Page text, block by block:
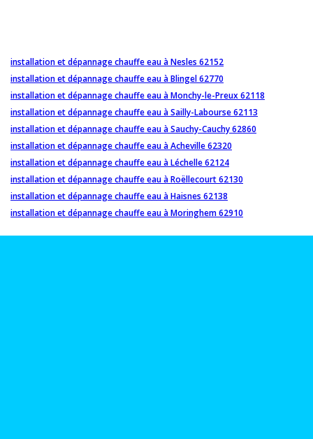
installation et dépannage chauffe eau à Nesles 62152
installation et dépannage chauffe eau à Blingel 62770
installation et dépannage chauffe eau à Monchy-le-Preux 62118
installation et dépannage chauffe eau à Sailly-Labourse 62113
installation et dépannage chauffe eau à Sauchy-Cauchy 62860
installation et dépannage chauffe eau à Acheville 62320
installation et dépannage chauffe eau à Léchelle 62124
installation et dépannage chauffe eau à Roëllecourt 62130
installation et dépannage chauffe eau à Haisnes 62138
installation et dépannage chauffe eau à Moringhem 62910